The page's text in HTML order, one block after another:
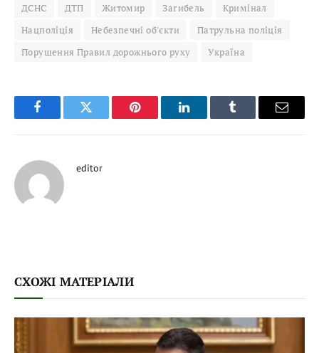
ДСНС ДТП Житомир Загибель
Кримінал
Нацполіція
Небезпечні об'єкти
Патрульна поліція
Порушення Правил дорожнього руху
Україна
FacebookTwitter Pinterest LinkedInTumblr Email
editor
СХОЖІ МАТЕРІАЛИ